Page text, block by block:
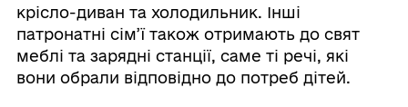
крісло-диван та холодильник. Інші
патронатні сім’ї також отримають до свят
меблі та зарядні станції, саме ті речі, які
вони обрали відповідно до потреб дітей.